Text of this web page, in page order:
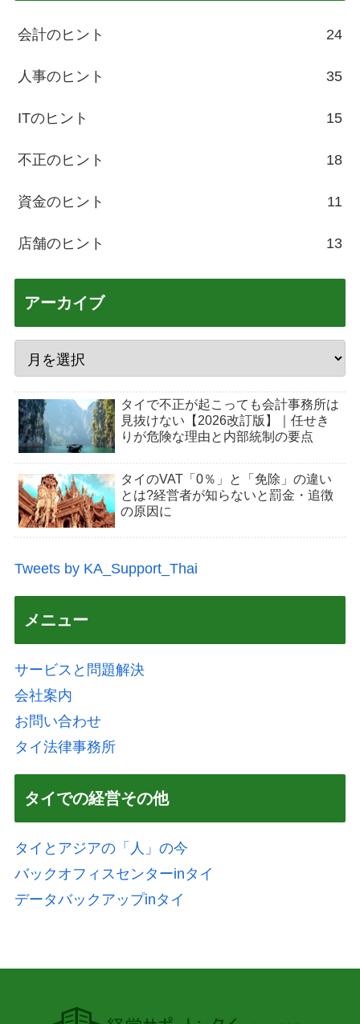
会計のヒント 24
人事のヒント 35
ITのヒント 15
不正のヒント 18
資金のヒント 11
店舗のヒント 13
アーカイブ
タイで不正が起こっても会計事務所は
見抜けない【2026改訂版】｜任せき
りが危険な理由と内部統制の要点
タイのVAT「0％」と「免除」の違い
とは?経営者が知らないと罰金・追徴
の原因に
Tweets by KA_Support_Thai
メニュー
サービスと問題解決
会社案内
お問い合わせ
タイ法律事務所
タイでの経営その他
タイとアジアの「人」の今
バックオフィスセンターinタイ
データバックアップinタイ